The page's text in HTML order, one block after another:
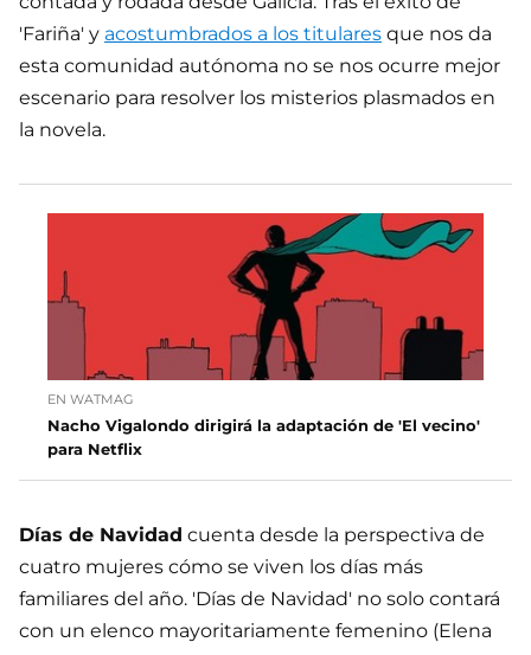
'Fariña' y acostumbrados a los titulares que nos da
esta comunidad autónoma no se nos ocurre mejor
escenario para resolver los misterios plasmados en
la novela.
EN WATMAG
Nacho Vigalondo dirigirá la adaptación de 'El vecino'
para Netflix
Días de Navidad cuenta desde la perspectiva de
cuatro mujeres cómo se viven los días más
familiares del año. 'Días de Navidad' no solo contará
con un elenco mayoritariamente femenino (Elena